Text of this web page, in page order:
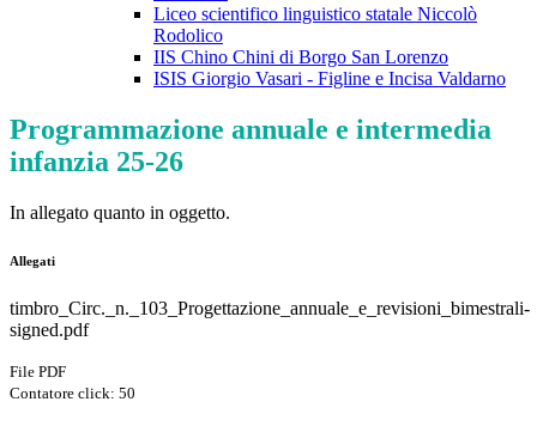
Liceo scientifico linguistico statale Niccolò
Rodolico
IIS Chino Chini di Borgo San Lorenzo
ISIS Giorgio Vasari - Figline e Incisa Valdarno
Programmazione annuale e intermedia
infanzia 25-26
In allegato quanto in oggetto.
Allegati
timbro_Circ._n._103_Progettazione_annuale_e_revisioni_bimestrali-
signed.pdf
File PDF
Contatore click: 50